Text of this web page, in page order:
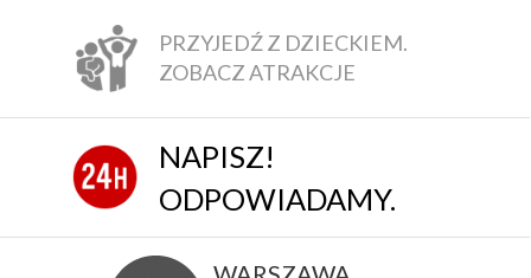
PRZYJEDŹ Z DZIECKIEM.
ZOBACZ ATRAKCJE
NAPISZ!
ODPOWIADAMY.